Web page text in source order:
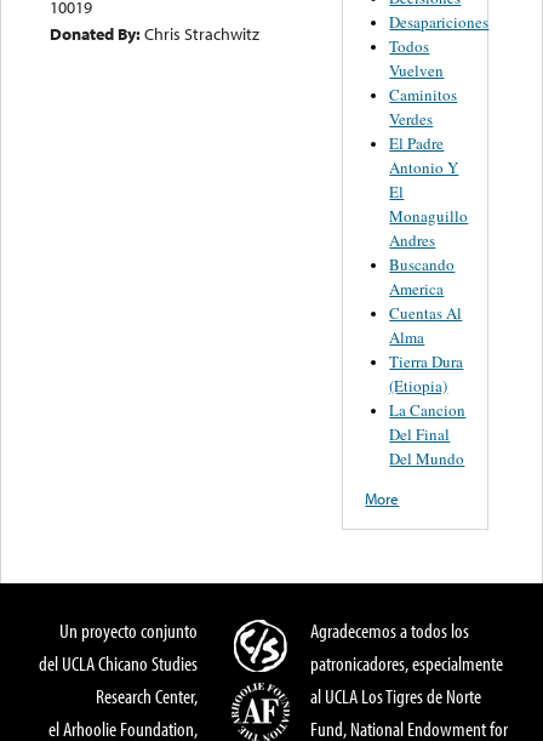
10019
Donated By:Chris Strachwitz
Desapariciones
Todos
Vuelven
Caminitos
Verdes
El Padre
Antonio Y
El
Monaguillo
Andres
Buscando
America
Cuentas Al
Alma
Tierra Dura
(Etiopia)
La Cancion
Del Final
Del Mundo
More
Un proyecto conjunto
del UCLA Chicano Studies
Research Center,
el Arhoolie Foundation,
Agradecemos a todos los
patronicadores, especialmente
al UCLA Los Tigres de Norte
Fund, National Endowment for